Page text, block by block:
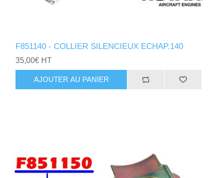
F851140 - COLLIER SILENCIEUX ECHAP.140
35,00€ HT
AJOUTER AU PANIER